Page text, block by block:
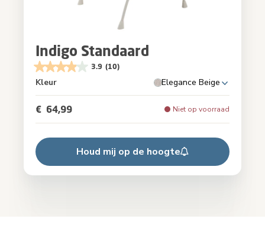
Indigo Standaard
3.9 (10)
Kleur Elegance Beige
€ 64,99 Niet op voorraad
Houd mij op de hoogte